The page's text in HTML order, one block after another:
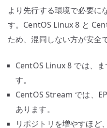
より先行する環境で必要に
す。CentOS Linux 8 と
ため、混同しない方が安全で
CentOS Linux 8 では、ま
す。
CentOS Stream では、
あります。
リポジトリを増やすほど